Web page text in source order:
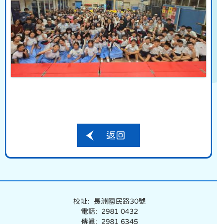
返回
校址: 長洲國民路30號
電話: 2981 0432
傳真: 2981 6345